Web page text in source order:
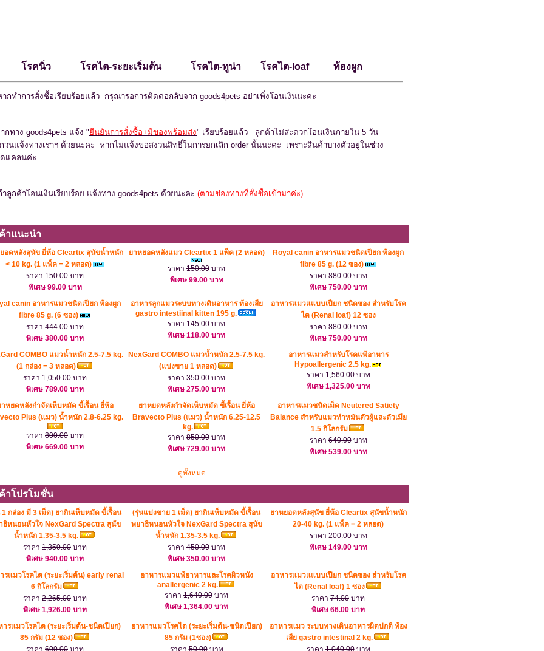
โรคนิ่ว โรคไต-ระยะเริ่มต้น โรคไต-ทูน่า โรคไต-loaf ท้องผูก
ากทำการสั่งซื้อเรียบร้อยแล้ว กรุณารอการติดต่อกลับจาก goods4pets อย่าเพิ่งโอนเงินนะคะ
กทาง goods4pets แจ้ง "ยืนยันการสั่งซื้อ+มีของพร้อมส่ง" เรียบร้อยแล้ว ลูกค้าไม่สะดวกโอนเงินภายใน 5 วัน
วนแจ้งทางเราฯ ด้วยนะคะ หากไม่แจ้งขอสงวนสิทธิ์ในการยกเลิก order นั้นนะคะ เพราะสินค้าบางตัวอยู่ในช่วง
แคลนค่ะ
ลูกค้าโอนเงินเรียบร้อย แจ้งทาง goods4pets ด้วยนะคะ (ตามช่องทางที่สั่งซื้อเข้ามาค่ะ)
าแนะนำ
อดหลังสุนัข ยี่ห้อ Cleartix สุนัขน้ำหนัก
< 10 kg. (1 แพ็ค = 2 หลอด)
ราคา 150.00 บาท
พิเศษ 99.00 บาท
ยาหยอดหลังแมว Cleartix 1 แพ็ค (2 หลอด)
ราคา 150.00 บาท
พิเศษ 99.00 บาท
Royal canin อาหารแมวชนิดเปียก ท้องผูก
fibre 85 g. (12 ซอง)
ราคา880.00บาท
พิเศษ 750.00 บาท
canin อาหารแมวชนิดเปียก ท้องผูก
fibre 85 g. (6 ซอง)
ราคา 444.00 บาท
พิเศษ 380.00 บาท
อาหารลูกแมวระบบทางเดินอาหาร ท้องเสีย
gastro intestiinal kitten 195 g.
ราคา 145.00 บาท
พิเศษ 118.00 บาท
อาหารแมวแแบบเปียก ชนิดซอง สำหรับโรค
ไต (Renal loaf) 12 ซอง
ราคา880.00บาท
พิเศษ 750.00 บาท
COMBO แมวน้ำหนัก 2.5-7.5 kg.
(1 กล่อง = 3 หลอด)
ราคา 1,050.00 บาท
พิเศษ 789.00 บาท
NexGard COMBO แมวน้ำหนัก 2.5-7.5 kg.
(แบ่งขาย 1 หลอด)
ราคา 350.00 บาท
พิเศษ 275.00 บาท
อาหารแมวสำหรับโรคแพ้อาหาร
Hypoallergenic 2.5 kg.
ราคา1,560.00บาท
พิเศษ 1,325.00 บาท
หยดหลังกำจัดเห็บหมัด ขี้เรื้อน ยี่ห้อ
Plus (แมว) น้ำหนัก 2.8-6.25 kg.
ราคา 800.00 บาท
พิเศษ 669.00 บาท
ยาหยดหลังกำจัดเห็บหมัด ขี้เรื้อน ยี่ห้อ
Bravecto Plus (แมว) น้ำหนัก 6.25-12.5
kg.
ราคา 850.00 บาท
พิเศษ 729.00 บาท
อาหารแมวชนิดเม็ด Neutered Satiety
Balance สำหรับแมวทำหมันตัวผู้และตัวเมีย
1.5 กิโลกรัม
ราคา640.00บาท
พิเศษ 539.00 บาท
ดูทั้งหมด..
าโปรโมชั่น
1 กล่อง มี 3 เม็ด) ยากินเห็บหมัด ขี้เรื้อน
ธิหนอนหัวใจ NexGard Spectra สุนัข
น้ำหนัก 1.35-3.5 kg.
ราคา 1,350.00 บาท
พิเศษ 940.00 บาท
(รุ่นแบ่งขาย 1 เม็ด) ยากินเห็บหมัด ขี้เรื้อน
พยาธิหนอนหัวใจ NexGard Spectra สุนัข
น้ำหนัก 1.35-3.5 kg.
ราคา 450.00 บาท
พิเศษ 350.00 บาท
ยาหยอดหลังสุนัข ยี่ห้อ Cleartix สุนัขน้ำหนัก
20-40 kg. (1 แพ็ค = 2 หลอด)
ราคา200.00บาท
พิเศษ 149.00 บาท
รแมวโรคไต (ระยะเริ่มต้น) early renal
6 กิโลกรัม
ราคา 2,265.00 บาท
พิเศษ 1,926.00 บาท
อาหารแมวแพ้อาหารและโรคผิวหนัง
anallergenic 2 kg.
ราคา 1,640.00 บาท
พิเศษ 1,364.00 บาท
อาหารแมวแแบบเปียก ชนิดซอง สำหรับโรค
ไต (Renal loaf) 1 ซอง
ราคา 74.00 บาท
พิเศษ 66.00 บาท
ารแมวโรคไต (ระยะเริ่มต้น-ชนิดเปียก)
85 กรัม (12 ซอง)
ราคา 600.00 บาท
อาหารแมวโรคไต (ระยะเริ่มต้น-ชนิดเปียก)
85 กรัม (1ซอง)
ราคา50.00บาท
อาหารแมว ระบบทางเดินอาหารผิดปกติ ท้อง
เสีย gastro intestinal 2 kg.
ราคา1,040.00บาท